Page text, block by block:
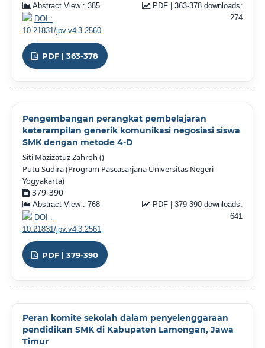
Abstract View : 385
PDF | 363-378 downloads:
274
DOI :
10.21831/jpv.v4i3.2560
PDF | 363-378
Pengembangan perangkat pembelajaran
keterampilan generik komunikasi negosiasi siswa
SMK dengan metode 4-D
Siti Mazizatuz Zahroh ()
Putu Sudira (Program Pascasarjana Universitas Negeri
Yogyakarta)
379-390
Abstract View : 768
PDF | 379-390 downloads:
641
DOI :
10.21831/jpv.v4i3.2561
PDF | 379-390
Peran komite sekolah dalam penyelenggaraan
pendidikan SMK di Kabupaten Lamongan, Jawa
Timur